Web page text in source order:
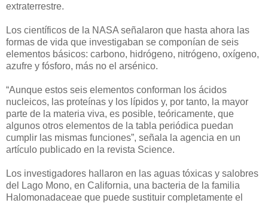
extraterrestre.
Los científicos de la NASA señalaron que hasta ahora las
formas de vida que investigaban se componían de seis
elementos básicos: carbono, hidrógeno, nitrógeno, oxígeno,
azufre y fósforo, más no el arsénico.
“Aunque estos seis elementos conforman los ácidos
nucleicos, las proteínas y los lípidos y, por tanto, la mayor
parte de la materia viva, es posible, teóricamente, que
algunos otros elementos de la tabla periódica puedan
cumplir las mismas funciones”, señala la agencia en un
artículo publicado en la revista Science.
Los investigadores hallaron en las aguas tóxicas y salobres
del Lago Mono, en California, una bacteria de la familia
Halomonadaceae que puede sustituir completamente el